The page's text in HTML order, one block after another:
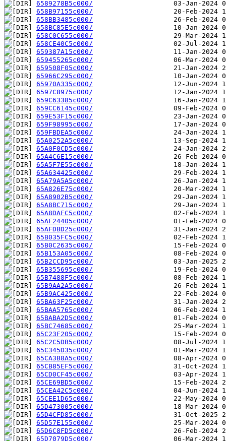
6589278B5c000/
658B97155c000/
658BB3485c000/
658BC85E5c000/
658C0C655c000/
658CE40C5c000/
659387A15c000/
659455265c000/
659508F05c000/
65966C295c000/
65970A335c000/
6597C8975c000/
659C63385c000/
659CC6145c000/
659E53F15c000/
659F98995c000/
659FBDEA5c000/
65A0252A5c000/
65A0F0CD5c000/
65A4C6E15c000/
65A5F7E55c000/
65A634425c000/
65A79A5A5c000/
65A826E75c000/
65A8902B5c000/
65A8BC715c000/
65A8DAFC5c000/
65AF24405c000/
65AFDBD25c000/
65B035FC5c000/
65B0C2635c000/
65B153A05c000/
65B2CCD95c000/
65B355695c000/
65B7488F5c000/
65B9AA2A5c000/
65B9AC425c000/
65BA63F25c000/
65BAA5765c000/
65BABA2D5c000/
65BC74685c000/
65C23F205c000/
65C2C5DB5c000/
65C345D35c000/
65CA3B8A5c000/
65CB85EF5c000/
65CD0CF45c000/
65CE69BD5c000/
65CEA42C5c000/
65CEE1D65c000/
65D473005c000/
65D4CFD85c000/
65D57E155c000/
65D6C8FD5c000/
65D7079D5c000/